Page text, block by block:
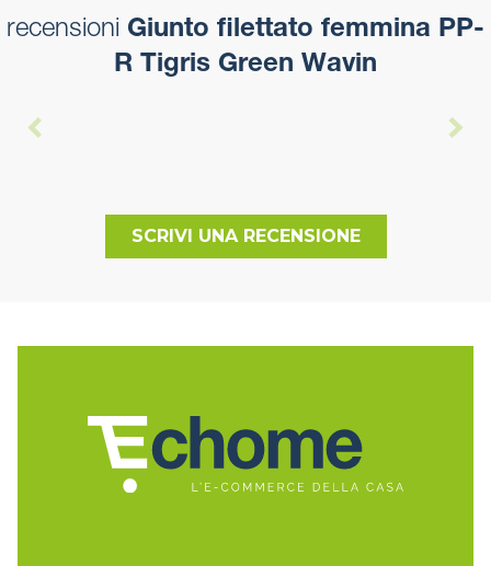
recensioni Giunto filettato femmina PP-
R Tigris Green Wavin
SCRIVI UNA RECENSIONE